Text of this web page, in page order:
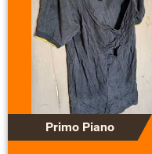
Primo Piano